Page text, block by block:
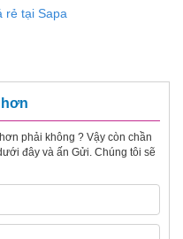
rẻ tại Sapa
phải không ? Vậy còn chần
đây và ấn Gửi. Chúng tôi sẽ